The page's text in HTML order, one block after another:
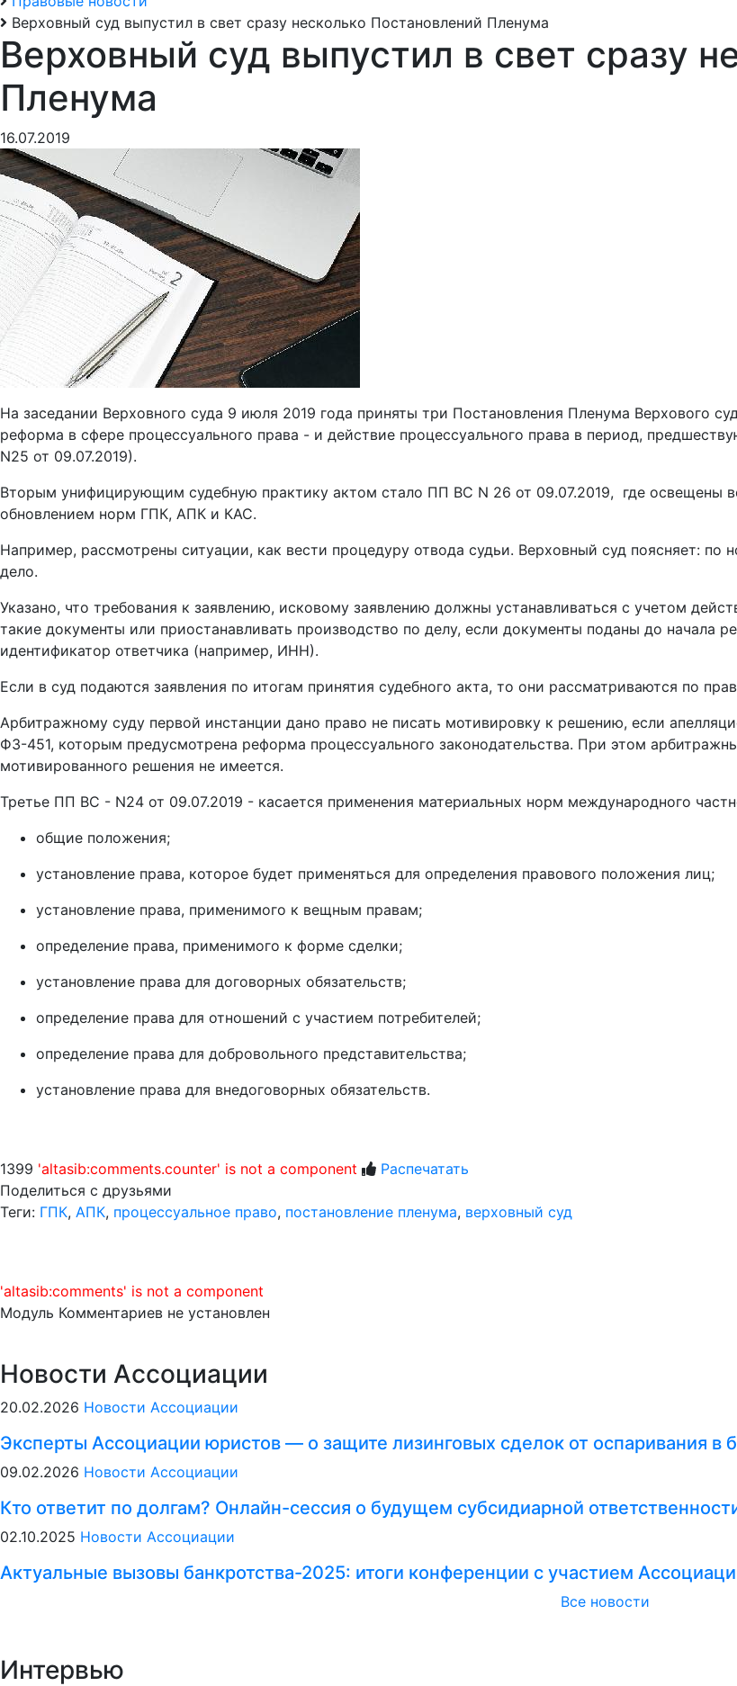
Верховный суд выпустил в свет сразу несколько Постановлений Пленума
Верховный суд выпустил в свет сразу
Пленума
16.07.2019
На заседании Верховного суда 9 июля 2019 года приняты три Постановления Пленума Верхового
реформа в сфере процессуального права - и действие процессуального права в период,
N25 от 09.07.2019).
Вторым унифицирующим судебную практику актом стало ПП ВС N 26 от 09.07.2019, где освещены
обновлением норм ГПК, АПК и КАС.
Например, рассмотрены ситуации, как вести процедуру отвода судьи. Верховный суд поясняет:
дело.
Указано, что требования к заявлению, исковому заявлению должны устанавливаться с учетом
такие документы или приостанавливать производство по делу, если документы поданы до начала
идентификатор ответчика (например, ИНН).
Если в суд подаются заявления по итогам принятия судебного акта, то они рассматриваются по
Арбитражному суду первой инстанции дано право не писать мотивировку к решению, если
ФЗ-451, которым предусмотрена реформа процессуального законодательства. При этом
мотивированного решения не имеется.
Третье ПП ВС - N24 от 09.07.2019 - касается применения материальных норм международного
общие положения;
установление права, которое будет применяться для определения правового положения лиц;
установление права, применимого к вещным правам;
определение права, применимого к форме сделки;
установление права для договорных обязательств;
определение права для отношений с участием потребителей;
определение права для добровольного представительства;
установление права для внедоговорных обязательств.
1399 'altasib:comments.counter' is not a component
Распечатать
Поделиться с друзьями
Теги: ГПК, АПК, процессуальное право, постановление пленума, верховный суд
'altasib:comments' is not a component
Модуль Комментариев не установлен
Новости Ассоциации
20.02.2026 Новости Ассоциации
Эксперты Ассоциации юристов — о защите лизинговых сделок от оспаривания в
09.02.2026 Новости Ассоциации
Кто ответит по долгам? Онлайн-сессия о будущем субсидиарной
02.10.2025 Новости Ассоциации
Актуальные вызовы банкротства-2025: итоги конференции с участием
Все новости
Интервью